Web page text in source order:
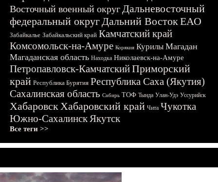
Восточный военный округДальневосточный
федеральный округДальний ВостокЕАО
Забайкалье Забайкальский край Камчатский край
Комсомольск-на-Амуре Корякия Курилы Магадан
Магаданская область Находка Николаевск-на-Амуре
Петропавловск-КамчатскийПриморский
край Республика Бурятия Республика Саха (Якутия)
Сахалинская область Сибирь ТОФ Тында Улан-Удэ Уссурийск
ХабаровскХабаровский край Чита Чукотка
Южно-СахалинскЯкутск
Все теги >>